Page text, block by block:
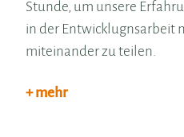
Stunde, um unsere
in der Entwicklugnsarbeit
miteinander zu teilen.
+ mehr